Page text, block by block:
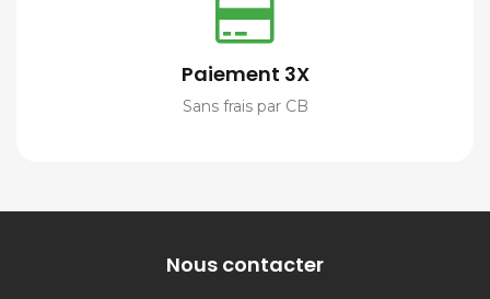
Paiement 3X
Sans frais par CB
Nous contacter